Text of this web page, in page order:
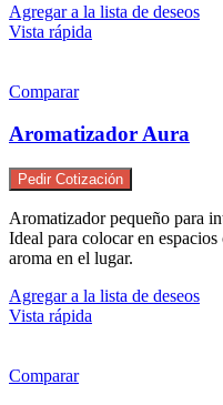
Agregar a la lista de deseos
Vista rápida
Comparar
Aromatizador Aura
Pedir Cotización
Aromatizador pequeño para
Ideal para colocar en
aroma en el lugar.
Agregar a la lista de deseos
Vista rápida
Comparar